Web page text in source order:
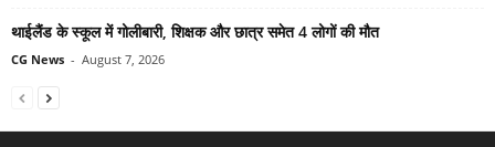
थाईलैंड के स्कूल में गोलीबारी, शिक्षक और छात्र समेत 4 लोगों की मौत
CG News - August 7, 2026